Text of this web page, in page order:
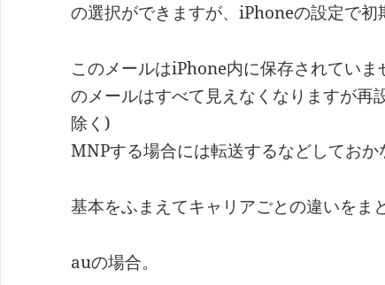
の選択ができますが、iPhoneの設定で初
このメールはiPhone内に保存されてい
のメールはすべて見えなくなりますが再
除く)
MNPする場合には転送するなどしておか
基本をふまえてキャリアごとの違いをま
auの場合。